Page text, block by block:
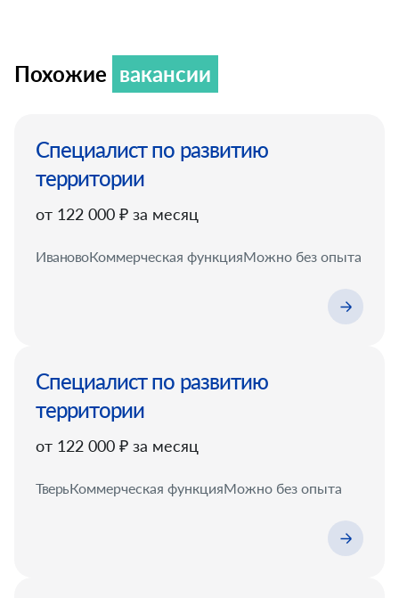
Похожие вакансии
Специалист по развитию
территории
от 122 000 ₽ за месяц
ИвановоКоммерческая функцияМожно без опыта
Специалист по развитию
территории
от 122 000 ₽ за месяц
ТверьКоммерческая функцияМожно без опыта